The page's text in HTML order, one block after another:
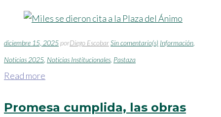
diciembre 15, 2025porDiego EscobarSin comentario(s) Información
Noticias 2025 Noticias Institucionales Pastaza
Read more
Promesa cumplida, las obras